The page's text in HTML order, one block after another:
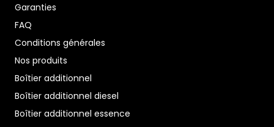
Garanties
FAQ
Conditions générales
Nos produits
Boîtier additionnel
Boîtier additionnel diesel
Boîtier additionnel essence